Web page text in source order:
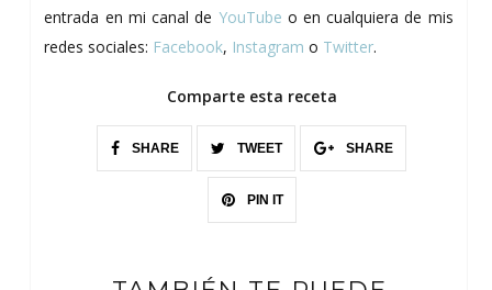
entrada en mi canal de YouTube o en cualquiera de mis
redes sociales: Facebook, Instagram o Twitter.
Comparte esta receta
SHARE TWEET SHARE
PIN IT